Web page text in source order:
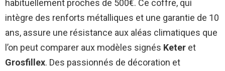
habituellement proches de 500€. Ce coffre, qui
intègre des renforts métalliques et une garantie de 10
ans, assure une résistance aux aléas climatiques que
l’on peut comparer aux modèles signés Keter et
Grosfillex. Des passionnés de décoration et